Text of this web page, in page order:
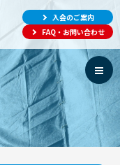
入会のご案内
FAQ・お問い合わせ